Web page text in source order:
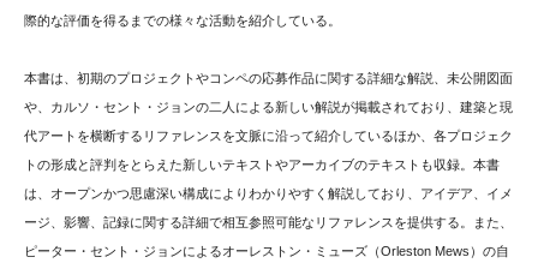
際的な評価を得るまでの様々な活動を紹介している。
本書は、初期のプロジェクトやコンペの応募作品に関する詳細な解説、未公開図面
や、カルソ・セント・ジョンの二人による新しい解説が掲載されており、建築と現
代アートを横断するリファレンスを文脈に沿って紹介しているほか、各プロジェク
トの形成と評判をとらえた新しいテキストやアーカイブのテキストも収録。本書
は、オープンかつ思慮深い構成によりわかりやすく解説しており、アイデア、イメ
ージ、影響、記録に関する詳細で相互参照可能なリファレンスを提供する。また、
ピーター・セント・ジョンによるオーレストン・ミューズ（Orleston Mews）の自